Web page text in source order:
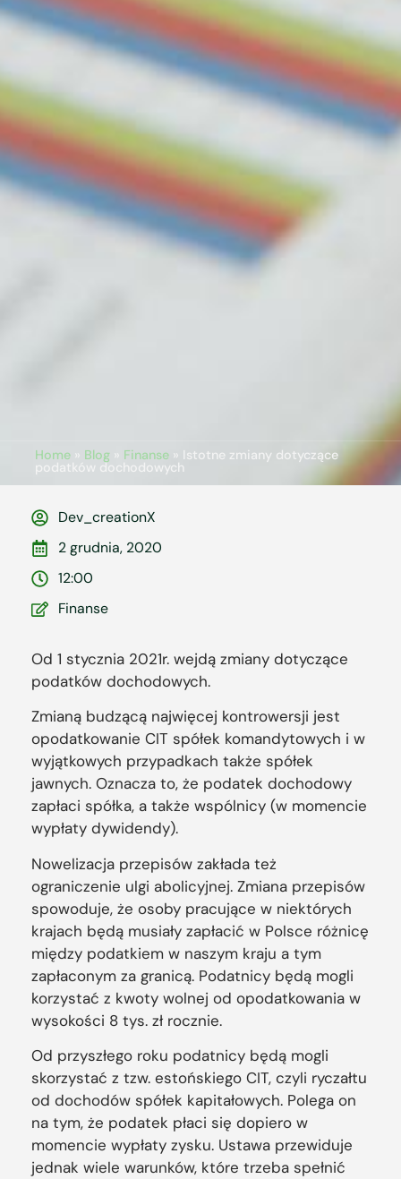
Home» Blog» Finanse» Istotne zmiany dotyczące
podatków dochodowych
Dev_creationX
2 grudnia, 2020
12:00
Finanse
Od 1 stycznia 2021r. wejdą zmiany dotyczące
podatków dochodowych.
Zmianą budzącą najwięcej kontrowersji jest
opodatkowanie CIT spółek komandytowych i w
wyjątkowych przypadkach także spółek
jawnych. Oznacza to, że podatek dochodowy
zapłaci spółka, a także wspólnicy (w momencie
wypłaty dywidendy).
Nowelizacja przepisów zakłada też
ograniczenie ulgi abolicyjnej. Zmiana przepisów
spowoduje, że osoby pracujące w niektórych
krajach będą musiały zapłacić w Polsce różnicę
między podatkiem w naszym kraju a tym
zapłaconym za granicą. Podatnicy będą mogli
korzystać z kwoty wolnej od opodatkowania w
wysokości 8 tys. zł rocznie.
Od przyszłego roku podatnicy będą mogli
skorzystać z tzw. estońskiego CIT, czyli ryczałtu
od dochodów spółek kapitałowych. Polega on
na tym, że podatek płaci się dopiero w
momencie wypłaty zysku. Ustawa przewiduje
jednak wiele warunków, które trzeba spełnić